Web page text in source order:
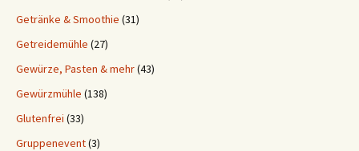
Getränke & Smoothie (31)
Getreidemühle (27)
Gewürze, Pasten & mehr(43)
Gewürzmühle (138)
Glutenfrei (33)
Gruppenevent(3)